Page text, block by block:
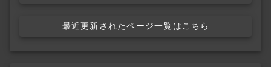
最近更新されたページ一覧はこちら